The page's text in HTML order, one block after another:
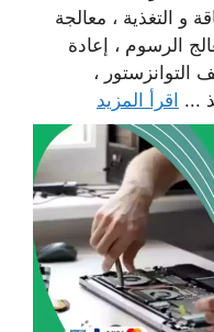
و التغذية ، معالجة
الرسوم ، إعادة
التوانزستور ،
... اقرأ المزيد